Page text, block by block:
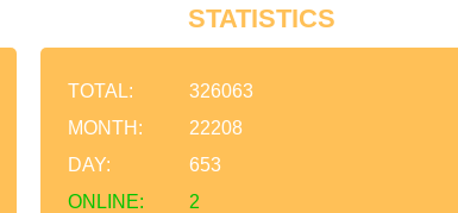
STATISTICS
ONLINE: 2
TOTAL:
326063
MONTH:
22208
DAY:
653